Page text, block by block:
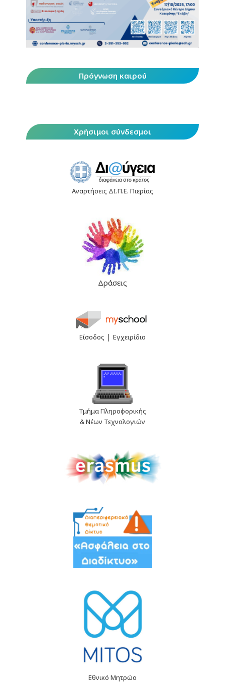
Πρόγνωση καιρού
Χρήσιμοι σύνδεσμοι
Αναρτήσεις ΔΙ.Π.Ε. Πιερίας
Δράσεις
Είσοδος | Εγχειρίδιο
Τμήμα Πληροφορικής
& Νέων Τεχνολογιών
Εθνικό Μητρώο